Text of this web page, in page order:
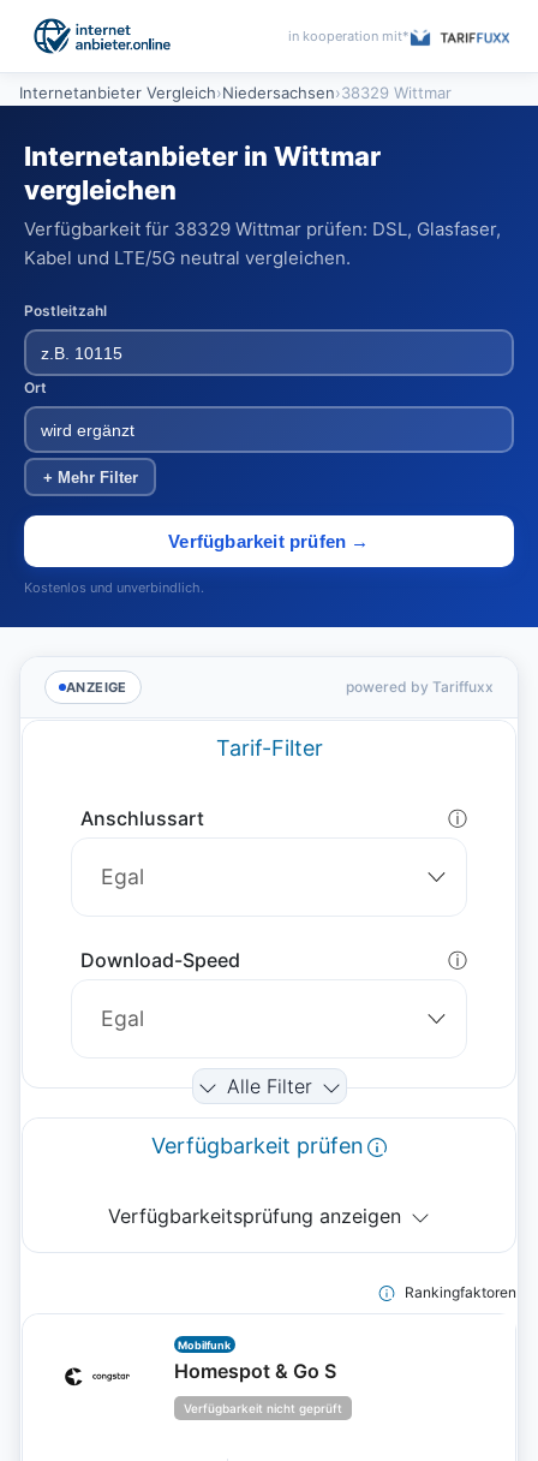
in kooperation mit*
Internetanbieter Vergleich›Niedersachsen›38329 Wittmar
Internetanbieter in Wittmar
vergleichen
Verfügbarkeit für 38329 Wittmar prüfen: DSL, Glasfaser,
Kabel und LTE/5G neutral vergleichen.
Postleitzahl
Ort
+ Mehr Filter
Verfügbarkeit prüfen →
Kostenlos und unverbindlich.
ANZEIGE powered by Tariffuxx